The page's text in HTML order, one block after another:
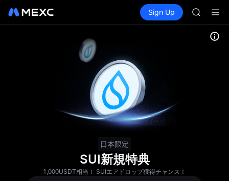
Spot Futures SPCX
Sign Up
SPCX
日本限定
SUI新規特典
1,000USDT相当！ SUIエアドロップ獲得チャンス！